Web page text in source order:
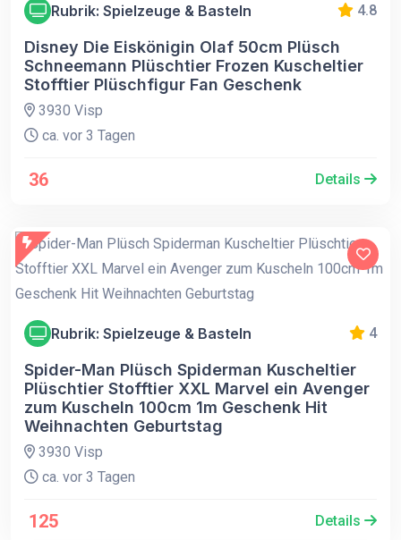
Rubrik: Spielzeuge & Basteln 4.8
Disney Die Eiskönigin Olaf 50cm Plüsch
Schneemann Plüschtier Frozen Kuscheltier
Stofftier Plüschfigur Fan Geschenk
3930 Visp
ca. vor 3 Tagen
36 Details
Rubrik: Spielzeuge & Basteln 4
Spider-Man Plüsch Spiderman Kuscheltier
Plüschtier Stofftier XXL Marvel ein Avenger
zum Kuscheln 100cm 1m Geschenk Hit
Weihnachten Geburtstag
3930 Visp
ca. vor 3 Tagen
125 Details